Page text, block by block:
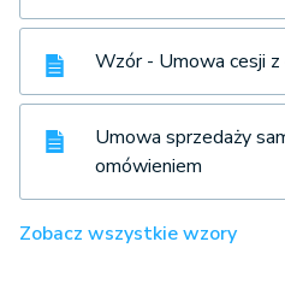
Wzór - Umowa cesji
Umowa sprzedaży
omówieniem
Zobacz wszystkie wzory